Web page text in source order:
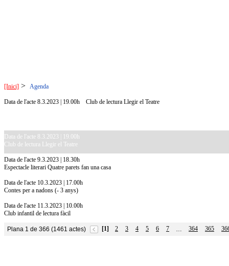
[Inici] > Agenda
Data de l'acte 8.3.2023 | 19.00h Club de lectura Llegir el Teatre
Data de l'acte 8.3.2023 | 19.00h
Club de lectura Llegir el Teatre
Data de l'acte 9.3.2023 | 18.30h
Espectacle literari Quatre parets fan una casa
Data de l'acte 10.3.2023 | 17.00h
Contes per a nadons (- 3 anys)
Data de l'acte 11.3.2023 | 10.00h
Club infantil de lectura fàcil
Plana 1 de 366 (1461 actes) [1] 2 3 4 5 6 7 … 364 365